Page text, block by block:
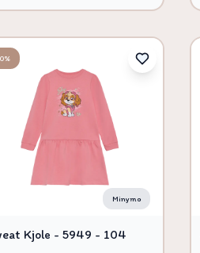
Minymo
Kjole - 5949 - 104